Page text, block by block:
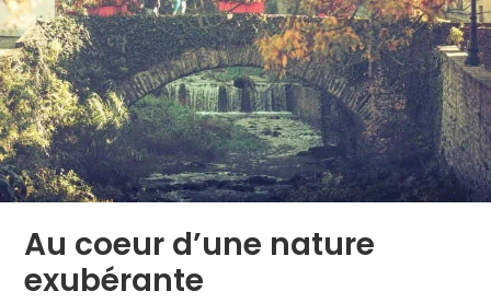
Au coeur d’une nature
exubérante